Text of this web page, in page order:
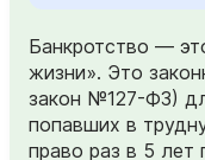
Банкротство —
жизни». Это
закон №127-ФЗ)
попавших в
право раз в 5 лет